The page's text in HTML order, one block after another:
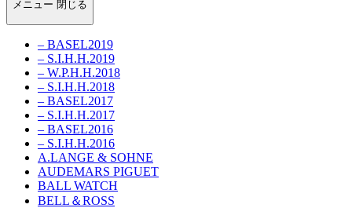
メニュー 閉じる
– BASEL2019
– S.I.H.H.2019
– W.P.H.H.2018
– S.I.H.H.2018
– BASEL2017
– S.I.H.H.2017
– BASEL2016
– S.I.H.H.2016
A.LANGE & SOHNE
AUDEMARS PIGUET
BALL WATCH
BELL＆ROSS